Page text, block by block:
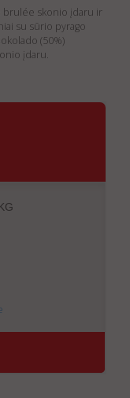
brulée skonio įdaru ir
su sūrio pyrago
(50%)
įdaru.